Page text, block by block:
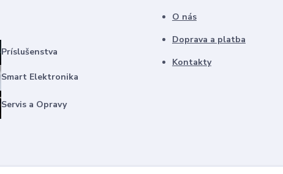
Príslušenstva
Smart Elektronika
Servis a Opravy
O nás
Doprava a platba
Kontakty